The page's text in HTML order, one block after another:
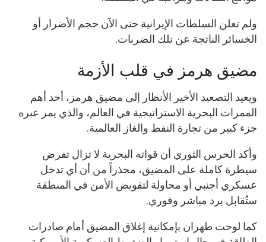
ولم تعلن السلطات الإيرانية حتى الآن حجم الأضرار أو
الخسائر الناتجة عن تلك الضربات.
مضيق هرمز في قلب الأزمة
ويعيد التصعيد الأخير الأنظار إلى مضيق هرمز، أحد أهم
الممرات البحرية الاستراتيجية في العالم، والذي يمر عبره
جزء كبير من تجارة النفط والغاز العالمية.
وأكد الحرس الثوري أن قواته البحرية لا تزال تفرض
سيطرة كاملة على المضيق، محذراً من أن أي تدخل
عسكري أجنبي أو محاولة لتقويض الأمن في المنطقة
ستُقابل برد مباشر وفوري.
كما لوحت طهران بإمكانية إغلاق المضيق أمام صادرات